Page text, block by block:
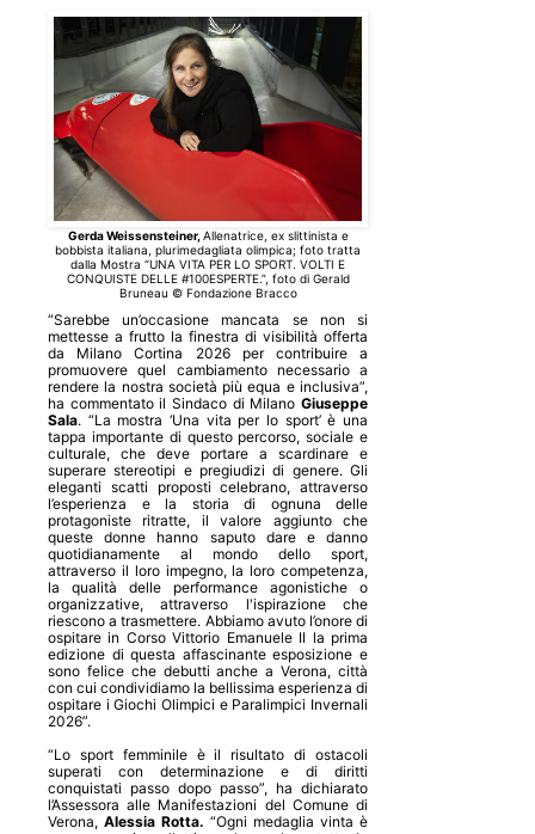
Gerda Weissensteiner, Allenatrice, ex slittinista e
bobbista italiana, plurimedagliata olimpica; foto tratta
dalla Mostra “UNA VITA PER LO SPORT. VOLTI E
CONQUISTE DELLE #100ESPERTE.”, foto di Gerald
Bruneau © Fondazione Bracco
“Sarebbe un’occasione mancata se non si
mettesse a frutto la finestra di visibilità offerta
da Milano Cortina 2026 per contribuire a
promuovere quel cambiamento necessario a
rendere la nostra società più equa e inclusiva”,
ha commentato il Sindaco di Milano Giuseppe
Sala. “La mostra ‘Una vita per lo sport’ è una
tappa importante di questo percorso, sociale e
culturale, che deve portare a scardinare e
superare stereotipi e pregiudizi di genere. Gli
eleganti scatti proposti celebrano, attraverso
l’esperienza e la storia di ognuna delle
protagoniste ritratte, il valore aggiunto che
queste donne hanno saputo dare e danno
quotidianamente al mondo dello sport,
attraverso il loro impegno, la loro competenza,
la qualità delle performance agonistiche o
organizzative, attraverso l'ispirazione che
riescono a trasmettere. Abbiamo avuto l’onore di
ospitare in Corso Vittorio Emanuele II la prima
edizione di questa affascinante esposizione e
sono felice che debutti anche a Verona, città
con cui condividiamo la bellissima esperienza di
ospitare i Giochi Olimpici e Paralimpici Invernali
2026”.
“Lo sport femminile è il risultato di ostacoli
superati con determinazione e di diritti
conquistati passo dopo passo”, ha dichiarato
l’Assessora alle Manifestazioni del Comune di
Verona, Alessia Rotta. “Ogni medaglia vinta è